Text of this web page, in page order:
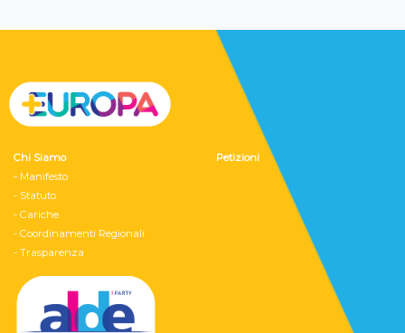
Chi Siamo
- Manifesto
- Statuto
- Cariche
- Coordinamenti Regionali
- Trasparenza
Petizioni